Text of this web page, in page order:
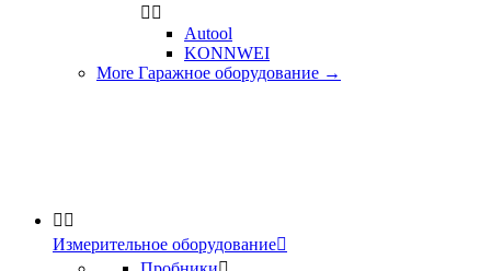
 
Autool
KONNWEI
More Гаражное оборудование →
 
Измерительное оборудование